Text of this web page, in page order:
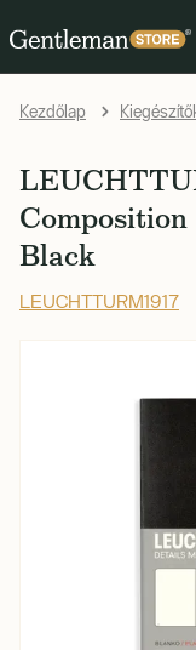
Kezdőlap
Black
LEUCHTTURM1917